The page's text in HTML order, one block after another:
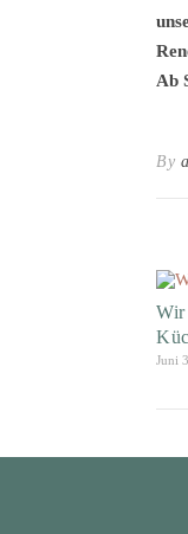
Ab
By
Wir
Juni